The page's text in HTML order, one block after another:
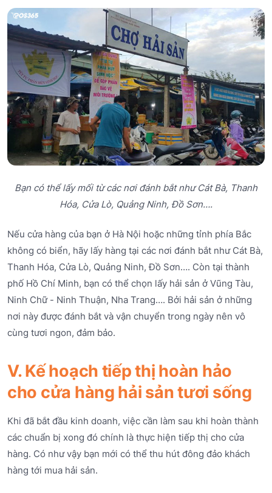
Bạn có thể lấy mối từ các nơi đánh bắt như Cát Bà, Thanh
Hóa, Cửa Lò, Quảng Ninh, Đồ Sơn….
Nếu cửa hàng của bạn ở Hà Nội hoặc những tỉnh phía Bắc
không có biển, hãy lấy hàng tại các nơi đánh bắt như Cát Bà,
Thanh Hóa, Cửa Lò, Quảng Ninh, Đồ Sơn…. Còn tại thành
phố Hồ Chí Minh, bạn có thể chọn lấy hải sản ở Vũng Tàu,
Ninh Chữ - Ninh Thuận, Nha Trang…. Bởi hải sản ở những
nơi này được đánh bắt và vận chuyển trong ngày nên vô
cùng tươi ngon, đảm bảo.
V. Kế hoạch tiếp thị hoàn hảo
cho cửa hàng hải sản tươi sống
Khi đã bắt đầu kinh doanh, việc cần làm sau khi hoàn thành
các chuẩn bị xong đó chính là thực hiện tiếp thị cho cửa
hàng. Có như vậy bạn mới có thể thu hút đông đảo khách
hàng tới mua hải sản.